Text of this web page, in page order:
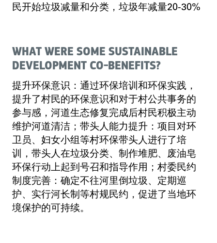
民开始垃圾减量和分类，垃圾年减量20-30%
WHAT WERE SOME SUSTAINABLE
DEVELOPMENT CO-BENEFITS?
提升环保意识：通过环保培训和环保实践，
提升了村民的环保意识和对于村公共事务的
参与感，河道生态修复完成后村民积极主动
维护河道清洁；带头人能力提升：项目对环
卫员、妇女小组等村环保带头人进行了培
训，带头人在垃圾分类、制作堆肥、废油皂
环保行动上起到号召和指导作用；村委民约
制度完善：确定不往河里倒垃圾、定期巡
护、实行河长制等村规民约，促进了当地环
境保护的可持续。